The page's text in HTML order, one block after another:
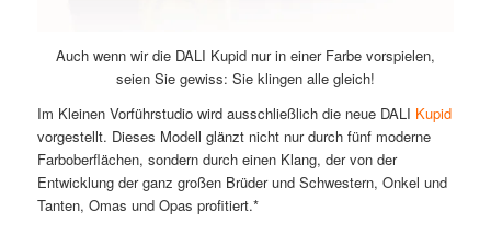
Auch wenn wir die DALI Kupid nur in einer Farbe vorspielen,
seien Sie gewiss: Sie klingen alle gleich!
Im Kleinen Vorführstudio wird ausschließlich die neue DALI Kupid
vorgestellt. Dieses Modell glänzt nicht nur durch fünf moderne
Farboberflächen, sondern durch einen Klang, der von der
Entwicklung der ganz großen Brüder und Schwestern, Onkel und
Tanten, Omas und Opas profitiert.*